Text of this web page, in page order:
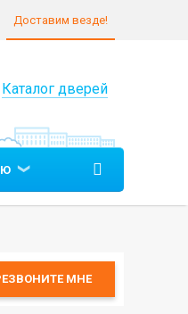
Доставим везде!
(812)
Каталог дверей
МНЕ